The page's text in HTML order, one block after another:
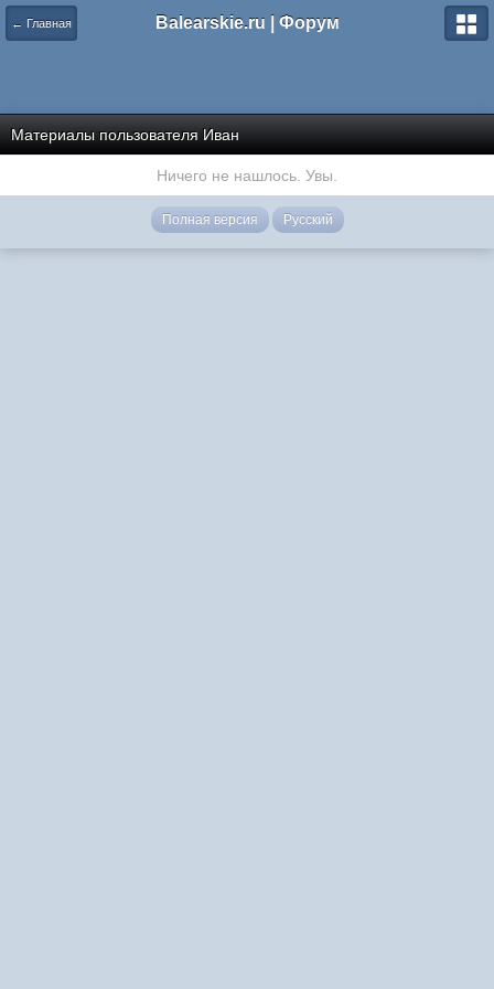
← Главная Balearskie.ru | Форум
Материалы пользователя Иван
Ничего не нашлось. Увы.
Полная версия Русский